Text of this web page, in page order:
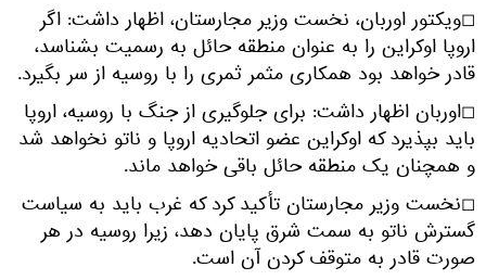
◻ویکتور اوربان، نخست وزیر مجارستان، اظهار داشت: اگر
اروپا اوکراین را به عنوان منطقه حائل به رسمیت بشناسد،
قادر خواهد بود همکاری مثمر ثمری را با روسیه از سر بگیرد.
◻اوربان اظهار داشت: برای جلوگیری از جنگ با روسیه، اروپا
باید بپذیرد که اوکراین عضو اتحادیه اروپا و ناتو نخواهد شد
و همچنان یک منطقه حائل باقی خواهد ماند.
◻نخست وزیر مجارستان تأکید کرد که غرب باید به سیاست
گسترش ناتو به سمت شرق پایان دهد، زیرا روسیه در هر
صورت قادر به متوقف کردن آن است.